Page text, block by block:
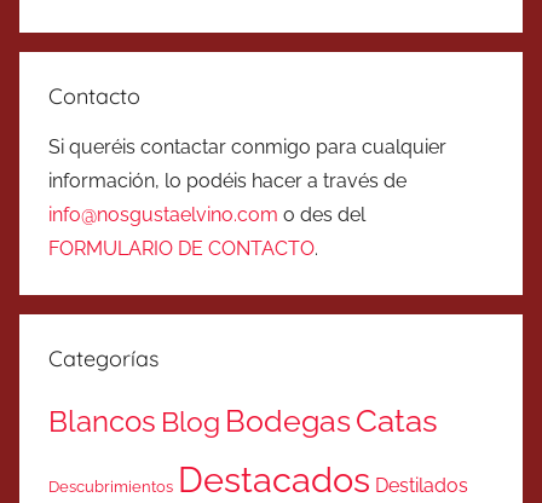
Contacto
Si queréis contactar conmigo para cualquier
información, lo podéis hacer a través de
info@nosgustaelvino.com o des del
FORMULARIO DE CONTACTO.
Categorías
Blancos Blog BodegasCatas
Descubrimientos Destacados Destilados